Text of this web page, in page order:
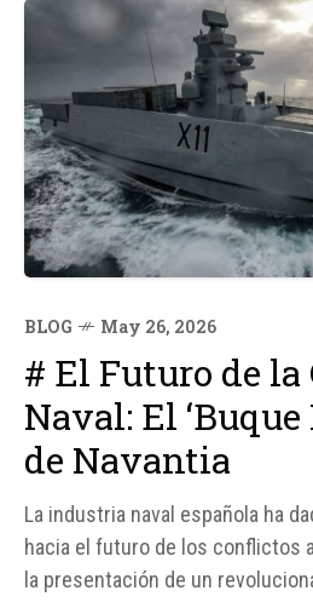
BLOG May 26, 2026
# El Futuro de la
Naval: El ‘Buque
de Navantia
La industria naval española ha
hacia el futuro de los conflictos
la presentación de un